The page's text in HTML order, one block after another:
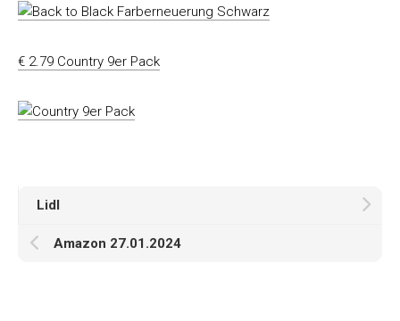
€ 2.79 Country 9er Pack
Lidl
Amazon 27.01.2024